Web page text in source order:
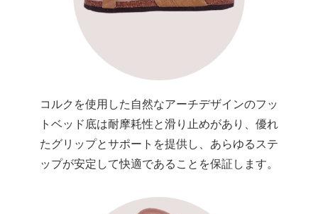
コルクを使用した自然なアーチデザインのフッ
トベッド底は耐摩耗性と滑り止めがあり、優れ
たグリップとサポートを提供し、あらゆるステ
ップが安定して快適であることを保証します。